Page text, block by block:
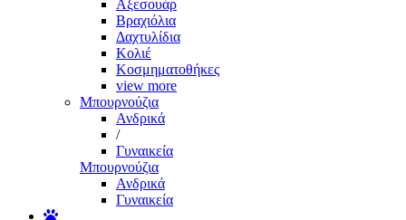
Αξεσουάρ
Βραχιόλια
Δαχτυλίδια
Κολιέ
Κοσμηματοθήκες
view more
Μπουρνούζια
Ανδρικά
/
Γυναικεία
Μπουρνούζια
Ανδρικά
Γυναικεία